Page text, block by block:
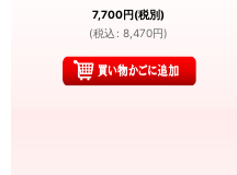
7,700円(税別)
(税込 : 8,470円)